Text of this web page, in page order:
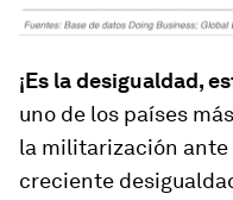
¡Es la desigualdad,
uno de los países
la militarización ante
creciente